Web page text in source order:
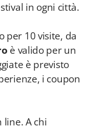
in ogni città.
per 10 visite, da
è valido per un
è previsto
i coupon
line. A chi